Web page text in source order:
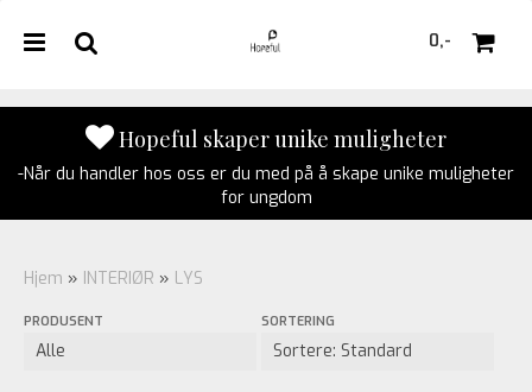
0,-
Hopeful skaper unike muligheter
-Når du handler hos oss er du med på å skape unike muligheter
for ungdom
Hjem » INTERIØR » LYS
PRODUSENT SORTERING